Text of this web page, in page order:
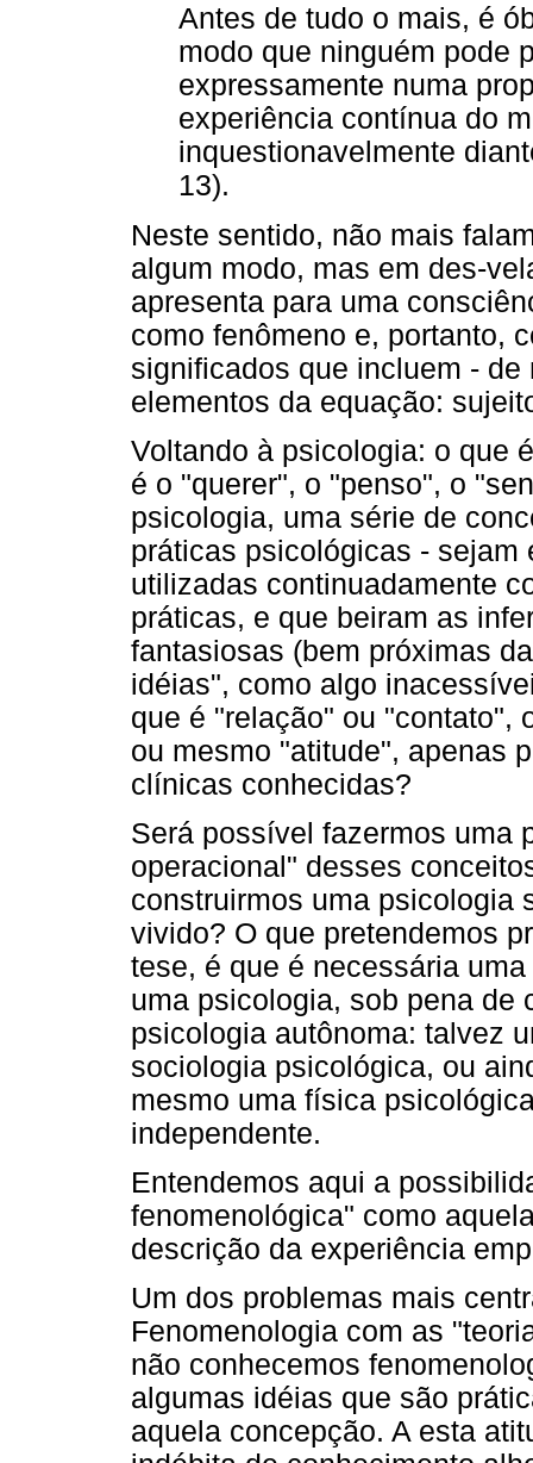
Antes de tudo o mais, é
modo que ninguém pode
expressamente numa
experiência contínua do
inquestionavelmente
13).
Neste sentido, não mais
algum modo, mas em des-
apresenta para uma
como fenômeno e, portanto,
significados que incluem -
elementos da equação:
Voltando à psicologia: o que
é o "querer", o "penso", o
psicologia, uma série de
práticas psicológicas -
utilizadas continuadamente
práticas, e que beiram as
fantasiosas (bem próximas
idéias", como algo
que é "relação" ou "contato",
ou mesmo "atitude", apenas
clínicas conhecidas?
Será possível fazermos uma
operacional" desses
construirmos uma psicologia
vivido? O que pretendemos
tese, é que é necessária
uma psicologia, sob pena de
psicologia autônoma: talvez
sociologia psicológica, ou
mesmo uma física
independente.
Entendemos aqui a
fenomenológica" como
descrição da experiência
Um dos problemas mais
Fenomenologia com as
não conhecemos
algumas idéias que são
aquela concepção. A esta